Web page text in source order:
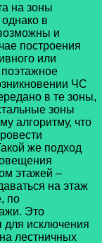
на зоны
в
и
построения
или
ЧС
в те зоны,
зоны
алгоритму, что
же подход
этажей –
на этаж
по
Это
для исключения
лестничных